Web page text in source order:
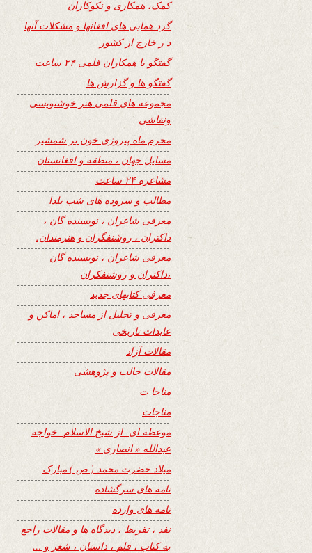
کمک، همکاری و نکوکاران
گرد همایی های افغانها و مشکلات آنها
د ر خارج از کشور
گفتگو با همکاران قلمی ۲۴ ساعت
گفتگو ها و گزارش ها
مجموعه های قلمی هنر خوشنویسی
ونقاشی
محرم ماه پیروزی خون بر شمشیر
مسایل جهان ، منطقه و افغانستان
مشاعره ۲۴ ساعت
مطالب و سروده های شب یلدا
معرفی شاعران ، نویسنده گان ،
داکتران ، روشنفگران و هنرمندان.
معرفی شاعران ، نویسنده گان
،داکتران و روشنفکران
معرفی کتابهای جدید
معرفی و تجلیل از مساجد ، اماکن و
عابدات تاریخی
مقالات آزاد
مقالات جالب و پژوهشی
مناجا ت
مناجات
موعظه ای از شیخ الاسلام خواجه
عبدالله « انصاری »
میلاد حضرت محمد ( ص ) مبارک
نامه های سرگشاده
نامه های وارده
نفد ، تقریظ ، دیدگاه ها و مقالات راجع
به کتاب ، فلم ، داستان ، شعر و …